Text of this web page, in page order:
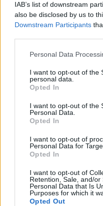
IAB’s list of downstream
also be disclosed by us to
Downstream Participants
Personal Data
I want to opt-out of the
personal data.
Opted In
I want to opt-out of the
Personal Data.
Opted In
I want to opt-out of
Personal Data for
Opted In
I want to opt-out of
Retention, Sale, and/or
Personal Data that Is
Purposes for which it
Opted Out